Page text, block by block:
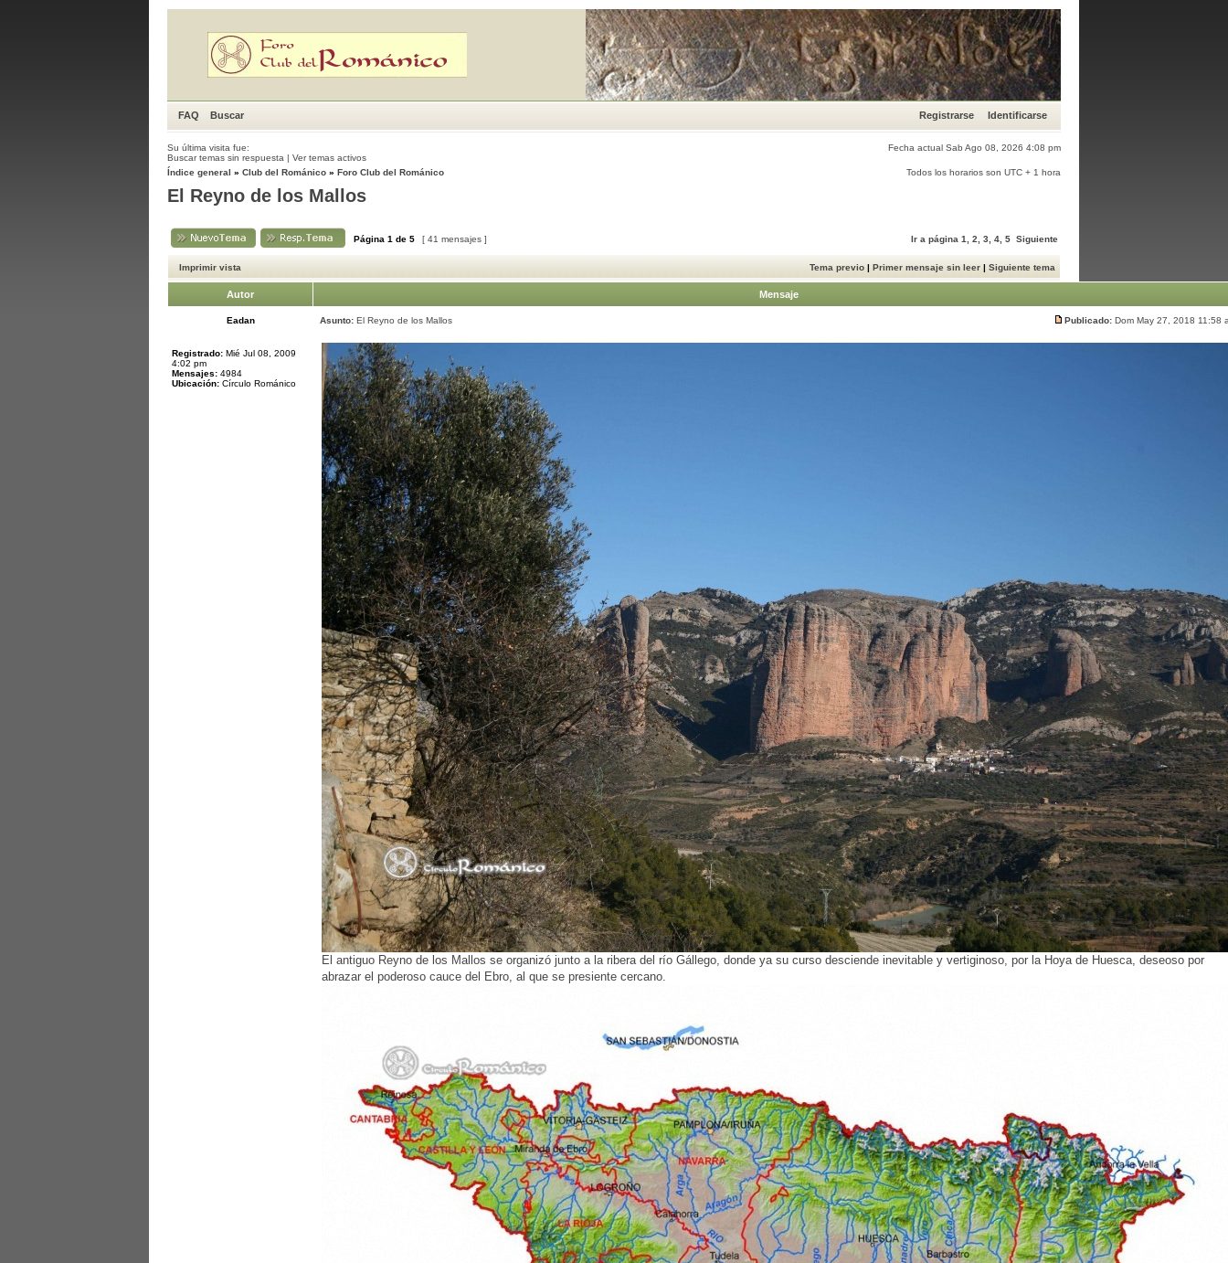
FAQ Buscar Registrarse Identificarse
Su última visita fue:
Fecha actual Sab Ago 08, 2026 4:08 pm
Buscar temas sin respuesta | Ver temas activos
Índice general » Club del Románico » Foro Club del Románico Todos los horarios son UTC + 1 hora
El Reyno de los Mallos
Página 1 de 5 [ 41 mensajes ] Ir a página 1 2 3 4 5 Siguiente
Imprimir vista Tema previo | Primer mensaje sin leer | Siguiente tema
Autor Mensaje
Eadan Asunto: El Reyno de los Mallos Publicado: Dom May 27, 2018 11:58
Registrado: Mié Jul 08, 2009
4:02 pm
Mensajes: 4984
Ubicación: Círculo Románico
El antiguo Reyno de los Mallos se organizó junto a la ribera del río Gállego, donde ya su curso desciende inevitable y vertiginoso, por la Hoya de Huesca, deseoso por
abrazar el poderoso cauce del Ebro, al que se presiente cercano.